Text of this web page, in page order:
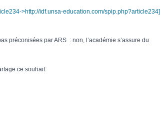
>http://idf.unsa-education.com/spip.php?article234]
préconisées par ARS : non, l’académie s’assure du
ce souhait